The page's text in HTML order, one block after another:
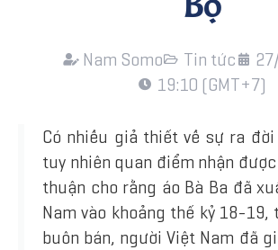
Nam Somo Tin tức
19:10 (GMT+7)
Có nhiều giả thiết về sự ra đời
tuy nhiên quan điểm nhận
thuận cho rằng áo Bà Ba đã
Nam vào khoảng thế kỷ 18-19,
buôn bán, người Việt Nam đã